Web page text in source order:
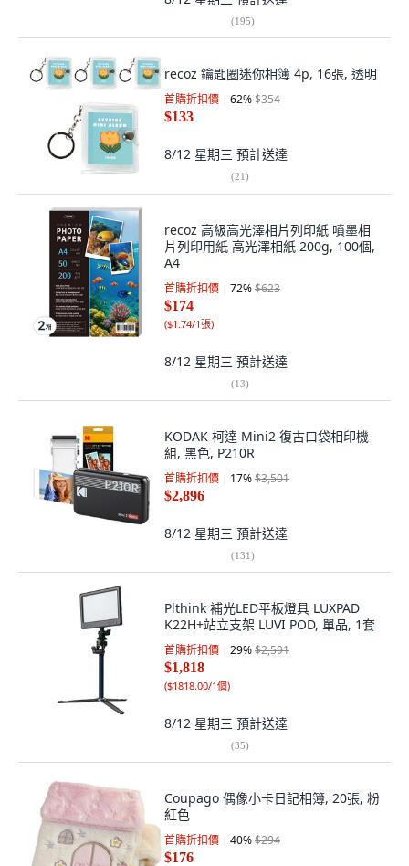
(195)
recoz 鑰匙圈迷你相簿 4p, 16張, 透明
首購折扣價 62%$354
$133
8/12 星期三 預計送達
(21)
recoz 高級高光澤相片列印紙 噴墨相
片列印用紙 高光澤相紙 200g, 100個,
A4
首購折扣價 72%$623
$174
($1.74/1張)
8/12 星期三 預計送達
(13)
KODAK 柯達 Mini2 復古口袋相印機
組, 黑色, P210R
首購折扣價 17%$3,501
$2,896
8/12 星期三 預計送達
(131)
Plthink 補光LED平板燈具 LUXPAD
K22H+站立支架 LUVI POD, 單品, 1套
首購折扣價 29%$2,591
$1,818
($1818.00/1個)
8/12 星期三 預計送達
(35)
Coupago 偶像小卡日記相簿, 20張, 粉
紅色
首購折扣價 40%$294
$176